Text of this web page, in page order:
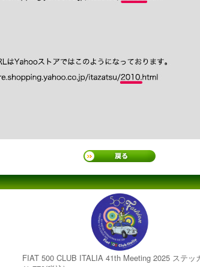
FIAT 500 CLUB ITALIA 41th Meeting 2025 ステッ